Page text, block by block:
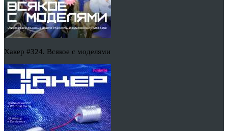
Хакер #324. Всякое с моделями